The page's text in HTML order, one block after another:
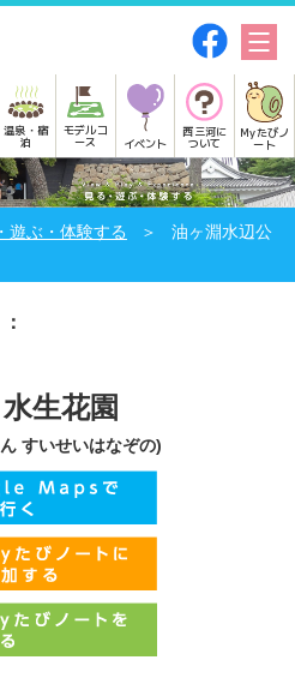
温泉・宿
泊
モデルコ
ース イベント
西三河に
ついて
Myたびノ
ート
遊ぶ・体験する
油ヶ淵水辺公
生花園
すいせいはなぞの)